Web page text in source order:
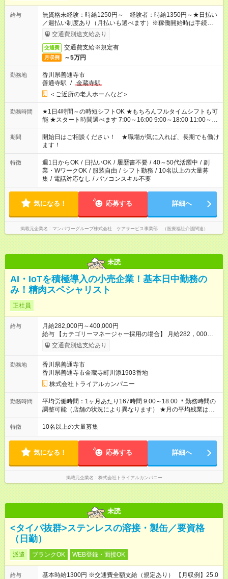
給与
無資格未経験：時給1250円～ 経験者：時給1350円～★日払い
／週払い制度あり（月払いも選べます）※稼働開始時は手続き完
了次第のお支払いとなります。
交通費別途支給あり
交通費 交通費支給※規定有
月収例 ～5万円
勤務地
香川県善通寺市
善通寺駅 / 金蔵寺駅
＜ご近所の老人ホームなど＞
勤務時間
★1日4時間～の時短シフトOK ★もちろんフルタイムシフトも可
能 ★スタート時間選べます 7:00～16:00 9:00～18:00 11:00～
20:00 など 残業なし！ ※Wワークの場合、他のお仕事と合わせ
週40時間超の就業はご案内できません ※法令に基づき、週20時
間以上勤務は社会保険への加入対象となります ※労働者派遣法
（日雇い派遣の原則禁止）により、短時間・短期間の就業はご
案内が難しい場合があります
期間
開始日はご相談ください！ ★職場が気に入れば、長期でも働け
ます！
特徴 週1日からOK / 日払いOK / 履歴書不要 / 40～50代活躍中 / 副
業・WワークOK / 服装自由 / シフト勤務 / 10名以上の大量募
集 / 電話対応なし / パソコンスキル不要
気になる！ 応募する 詳細へ
掲載元企業名 マンパワーグループ株式会社 ケアサービス事業部 （医療福祉介護関連）
未読
AI・IoTを積極導入の小売企業！基本日中勤務の
み！精肉スペシャリスト
正社員
給与
月給282,000円～400,000円
給与 【カテゴリーマネージャー採用の場合】 月給282，000円
～400，000円 【バイヤー経験がある方】 月給380，000円～ ※
当社規定の採用基準により、能力、年齢、 前職経験などを考慮
ラスしてもらえる手当・インセンティブ ◎残業手当 ◎住宅手当
◎通勤手当 ◎家族手当 ◎資格手当 ◎職位手当 ◎単身手当 ◎残業
手当（全額支給） ◎深夜手当 ※一部、店舗により異なります ※
固定残業・みなし残業なし！残業分は1分単位で支給！ （実績：
月平均残業時間13.25h以下） 【試用期間】試用期間あり 試用期
間の長さ：2ヶ月 雇用形態、給与は本採用時と同じです。
交通費別途支給あり
勤務地
香川県善通寺市
香川県善通寺市金蔵寺町川添1903番地
株式会社トライアルカンパニー
勤務時間
平均労働時間：1ヶ月あたり167時間 9:00～18:00 ＊勤務時間の
調整可能（店舗の状況により異なります） ★月の平均残業は
13.25ｈ以下 ⇒業務効率化等を図り、さらに減らしていきます
◎基本は定時退社 ◎固定残業・みなし残業ナシ。残業分は1分単
務時間の調整可能（店舗の状況により異なります） ★月の平均
残業は13.25ｈ以下 ⇒業務効率化等を図り、さらに減らしてい
きます ◎基本は定時退社 ◎固定残業・みなし残業ナシ。残業分
は1分単位で支給
特徴 10名以上の大量募集
気になる！ 応募する 詳細へ
掲載元企業名 株式会社トライアルカンパニー
未読
<タイパ抜群>ステンレスの溶接・製缶／要資格
（日勤）
派遣 ブランクOK WEB登録・面接OK
給与
基本時給1300円 ※交通費全額支給（規定あり） 【月収例】25.0